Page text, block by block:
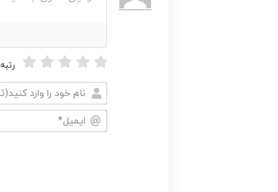
نام
خود